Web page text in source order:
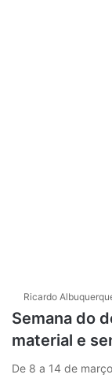
Ricardo
Semana do
material e
De 8 a 14 de